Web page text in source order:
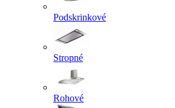
Podskrinkové
Stropné
Rohové